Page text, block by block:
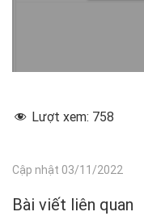
Lượt xem: 758
Cập nhật 03/11/2022
Bài viết liên quan